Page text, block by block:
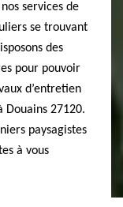
services de
se trouvant
des
pour pouvoir
d’entretien
Douains 27120.
paysagistes
à vous